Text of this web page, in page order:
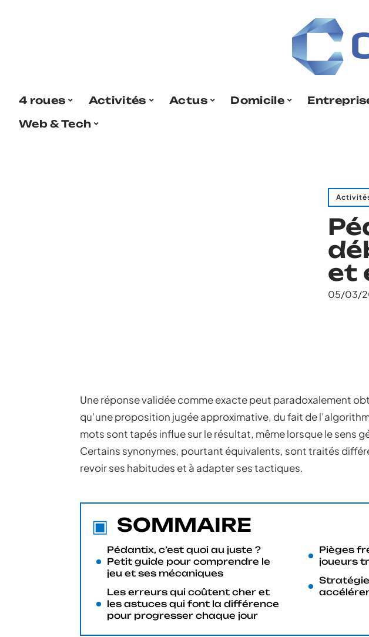
4 roues Activités Actus Domicile
Web & Tech
et
05/03/
Une réponse validée comme exacte peut paradoxalement
qu’une proposition jugée approximative, du fait de
mots sont tapés influe sur le résultat, même lorsque le sens
Certains synonymes, pourtant équivalents, sont traités
revoir ses habitudes et à adapter ses tactiques.
SOMMAIRE
Pédantix, c’est quoi au juste ?
Petit guide pour comprendre le
jeu et ses mécaniques
Les erreurs qui coûtent cher et
les astuces qui font la différence
pour progresser chaque jour
Pièges
joueurs